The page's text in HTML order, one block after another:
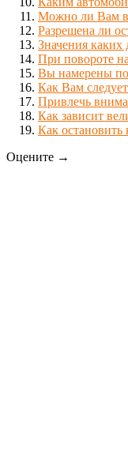
Можно ли Вам
Разрешена ли
Значения каких
При повороте
Вы намерены
Как Вам
Привлечь
Как зависит
Как
Оцените →